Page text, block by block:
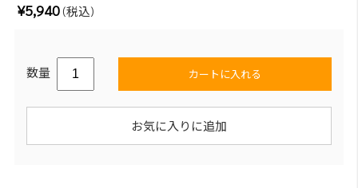
¥5,940 (税込)
数量 カートに入れる
お気に入りに追加